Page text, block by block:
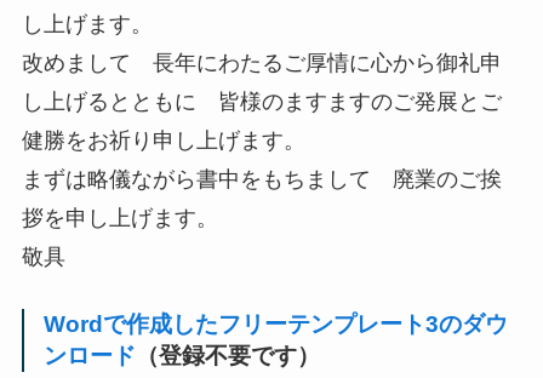
し上げます。
改めまして 長年にわたるご厚情に心から御礼申
し上げるとともに 皆様のますますのご発展とご
健勝をお祈り申し上げます。
まずは略儀ながら書中をもちまして 廃業のご挨
拶を申し上げます。
敬具
Wordで作成したフリーテンプレート3のダウ
ンロード （登録不要です）